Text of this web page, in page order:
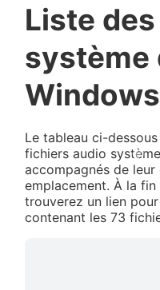
Liste
système
Windows
Le tableau ci-
fichiers audio
accompagnés de
emplacement. À la
trouverez un lien
contenant les 73